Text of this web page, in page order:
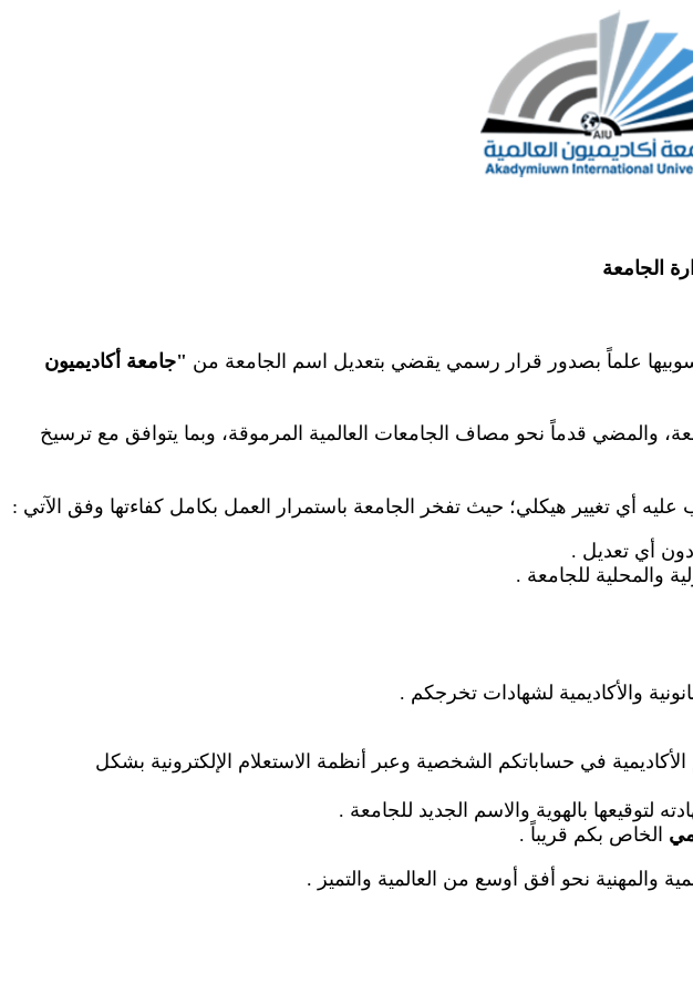
الجامعة
علماً بصدور قرار رسمي يقضي بتعديل اسم الجامعة من "جامعة أكاديميون
والمضي قدماً نحو مصاف الجامعات العالمية المرموقة، وبما يتوافق مع ترسيخ
عليه أي تغيير هيكلي؛ حيث تفخر الجامعة باستمرار العمل بكامل كفاءتها وفق الآتي :
دون أي تعديل .
والمحلية للجامعة .
والأكاديمية لشهادات تخرجكم .
في حساباتكم الشخصية وعبر أنظمة الاستعلام الإلكترونية بشكل
بالهوية والاسم الجديد للجامعة .
الخاص بكم قريباً .
والمهنية نحو أفق أوسع من العالمية والتميز .